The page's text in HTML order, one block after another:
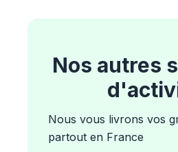
Nos autres
Nous vous livrons vos
partout en France